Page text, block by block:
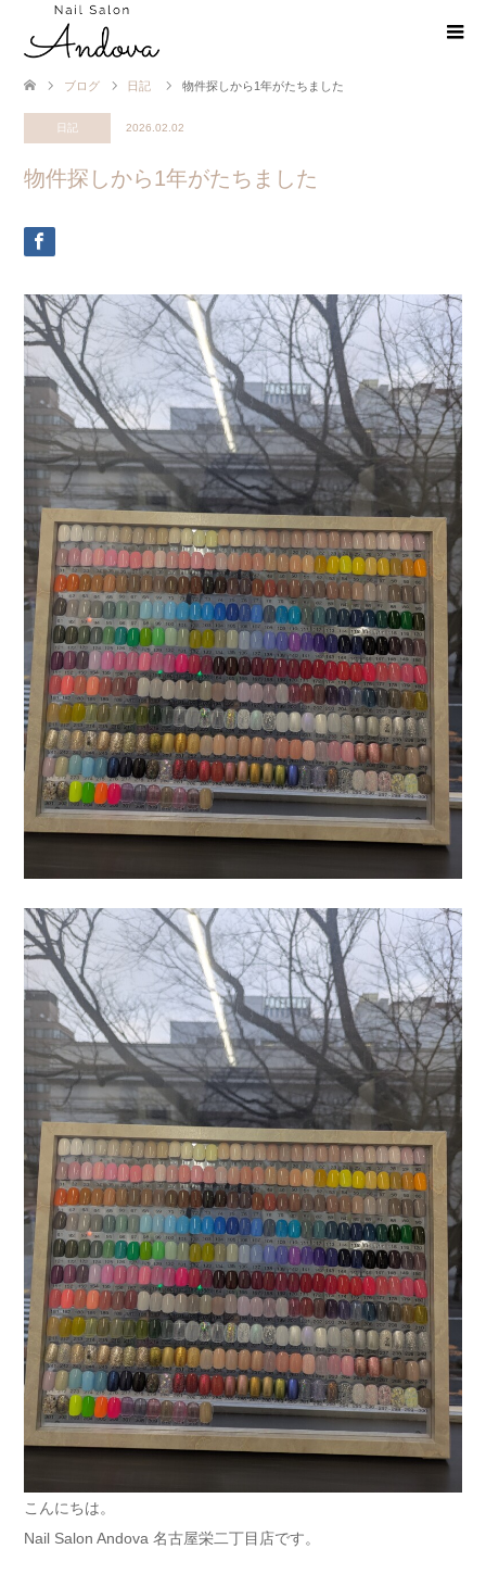
ブログ 日記 物件探しから1年がたちました
日記 2026.02.02
物件探しから1年がたちました
こんにちは。
Nail Salon Andova 名古屋栄二丁目店です。